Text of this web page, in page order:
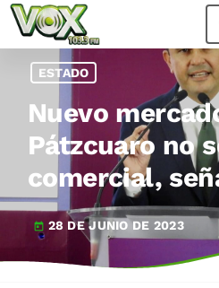
ESTADO
Nuevo
Pátzcuaro no
comercial,
today 28 DE JUNIO DE 2023